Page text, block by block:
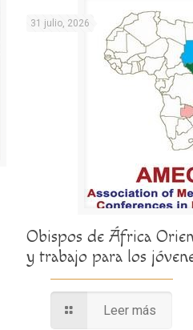
31 julio, 2026
Obispos de África
y trabajo para los
Leer más